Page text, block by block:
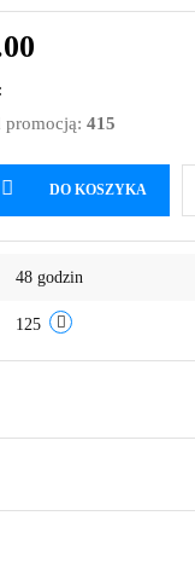
promocją:415
DO KOSZYKA
48 godzin
125